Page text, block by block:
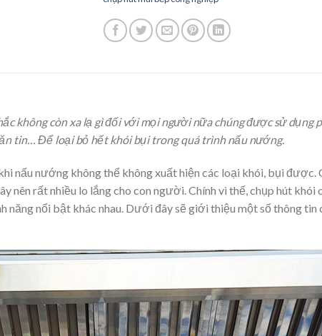
không còn xa lạ gì đối với mọi người nữa chúng được sử dụng
tin… Để loại bỏ hết khói bụi trong quá trình nấu nướng.
nấu nướng không thể không xuất hiện các loại khói, bụi được.
nên rất nhiều lo lắng cho con người. Chính vì thế, chụp hút khói
năng nổi bật khác nhau. Dưới đây sẽ giới thiệu một số thông tin